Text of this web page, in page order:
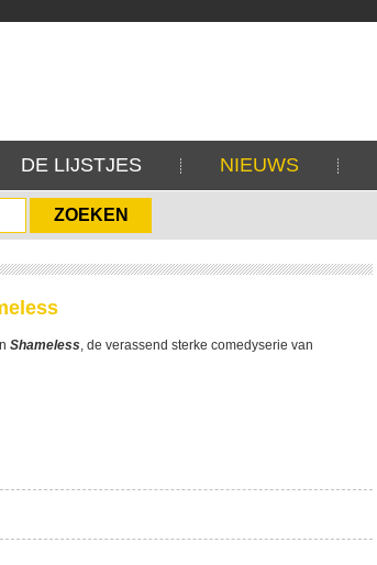
DE LIJSTJES NIEUWS
Shameless, de verassend sterke comedyserie van